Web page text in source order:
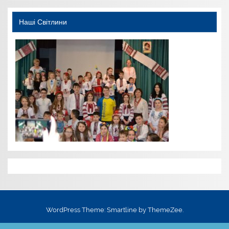
Наші Світлини
WordPress Theme: Smartline by ThemeZee.